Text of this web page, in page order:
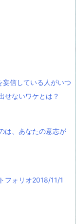
妄信している人がいつ
せないワケとは？
は、あなたの意志が
フォリオ2018/11/1